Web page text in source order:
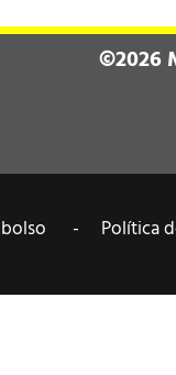
©2026
- Política